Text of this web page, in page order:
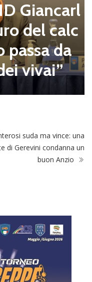
Giancarl
del calc
da
vivai”
suda ma vince: una
di Gerevini condanna un
buon Anzio